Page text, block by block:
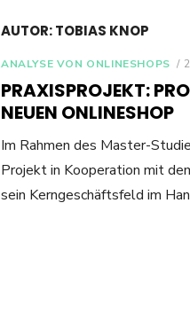
AUTOR:TOBIAS KNOP
ANALYSE VON ONLINESHOPS
PRAXISPROJEKT:
NEUEN ONLINESHOP
Im Rahmen des Master-
Projekt in Kooperation mit
sein Kerngeschäftsfeld im